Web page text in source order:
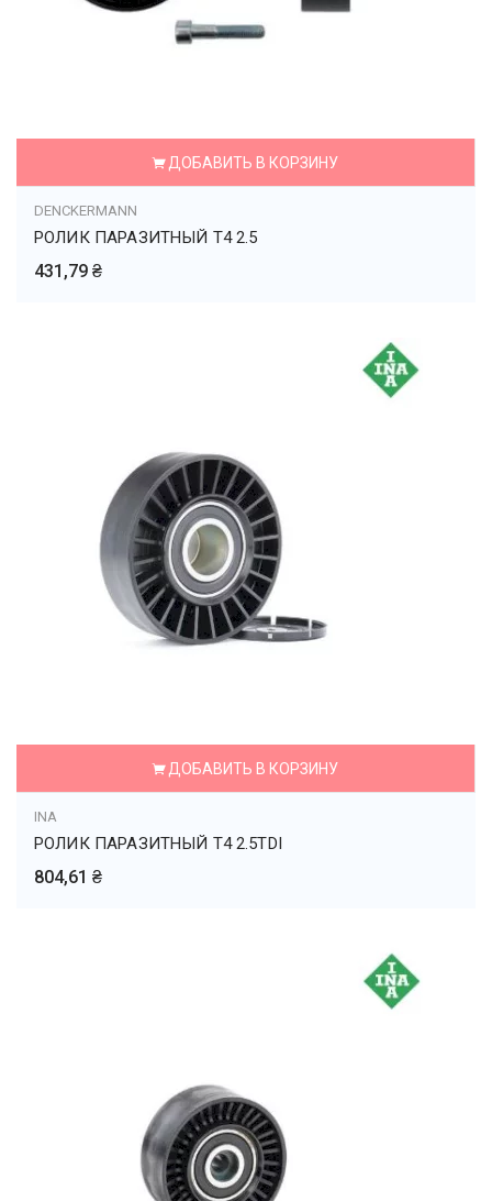
ДОБАВИТЬ В КОРЗИНУ
DENCKERMANN
РОЛИК ПАРАЗИТНЫЙ Т4 2.5
431,79 ₴
ДОБАВИТЬ В КОРЗИНУ
INA
РОЛИК ПАРАЗИТНЫЙ Т4 2.5TDI
804,61 ₴